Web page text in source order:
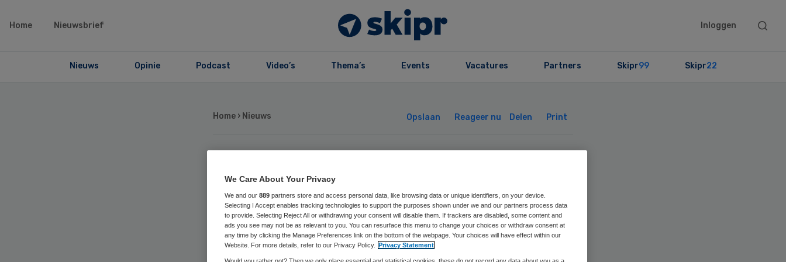
Home Nieuwsbrief Inloggen
Search
Nieuws Opinie Podcast Video’s Thema’s Events Vacatures Partners Skipr99 Skipr22
Home › Nieuws Opslaan Reageer nu Delen Print
‘Kosten hulpverlening
verdubbelen door
klimaatverandering’
We Care About Your Privacy
We and our 889 partners store and access personal data, like browsing data or unique identifiers, on your device.
Selecting I Accept enables tracking technologies to support the purposes shown under we and our partners process data
to provide. Selecting Reject All or withdrawing your consent will disable them. If trackers are disabled, some content and
ads you see may not be as relevant to you. You can resurface this menu to change your choices or withdraw consent at
any time by clicking the Manage Preferences link on the bottom of the webpage. Your choices will have effect within our
Website. For more details, refer to our Privacy Policy. Privacy Statement